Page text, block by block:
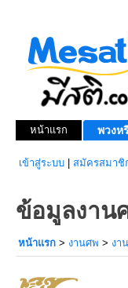
หน้าแรก พวงห
เข้าสู่ระบบ สมัครสมาชิ
ข้อมูลงาน
หน้าแรก > งานศพ > งา